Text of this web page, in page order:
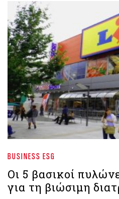
BUSINESS ESG
Οι 5 βασικοί
για τη βιώσιμη